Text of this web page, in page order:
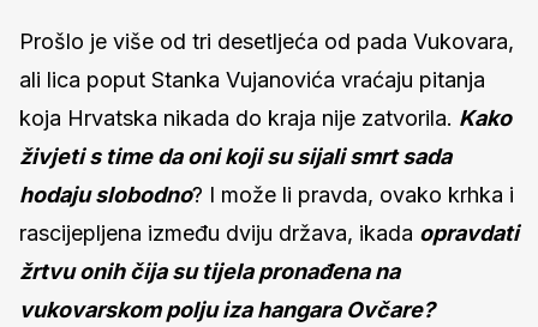
Prošlo je više od tri desetljeća od pada Vukovara,
ali lica poput Stanka Vujanovića vraćaju pitanja
koja Hrvatska nikada do kraja nije zatvorila. Kako
živjeti s time da oni koji su sijali smrt sada
hodaju slobodno? I može li pravda, ovako krhka i
rascijepljena između dviju država, ikada opravdati
žrtvu onih čija su tijela pronađena na
vukovarskom polju iza hangara Ovčare?